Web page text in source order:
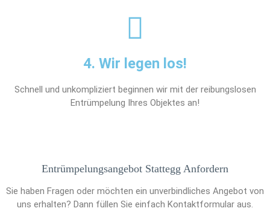
4. Wir legen los!
Schnell und unkompliziert beginnen wir mit der reibungslosen
Entrümpelung Ihres Objektes an!
Entrümpelungsangebot Stattegg Anfordern
Sie haben Fragen oder möchten ein unverbindliches Angebot von
uns erhalten? Dann füllen Sie einfach Kontaktformular aus.